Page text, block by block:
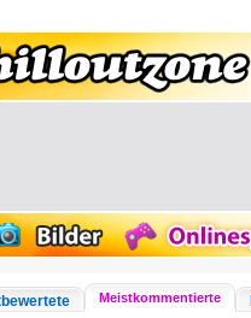
Meistkommentierte